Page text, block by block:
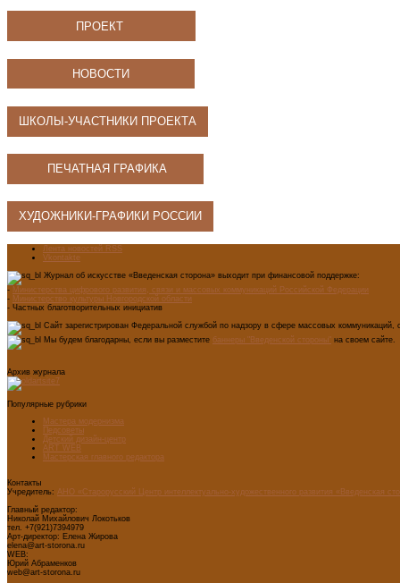
ПРОЕКТ
НОВОСТИ
ШКОЛЫ-УЧАСТНИКИ ПРОЕКТА
ПЕЧАТНАЯ ГРАФИКА
ХУДОЖНИКИ-ГРАФИКИ РОССИИ
Лента новостей RSS
Vkontakte
Журнал об искусстве «Введенская сторона» выходит при финансовой поддержке:
- Министерства цифрового развития, связи и массовых коммуникаций Российской Федерации
- Министерство культуры Новгородской области
- Частных благотворительных инициатив
Сайт зарегистрирован Федеральной службой по надзору в сфере массовых
Мы будем благодарны, если вы разместите баннеры "Введенской стороны" на своем сайте.
Архив журнала
Популярные рубрики
Мастера модернизма
Педсоветы
Детский дизайн-центр
ART WEB
Мастерская главного редактора
Контакты
Учредитель: АНО «Старорусский Центр интеллектуально-художественного развития «Введенская
Главный редактор:
Николай Михайлович Локотьков
тел. +7(921)7394979
Арт-директор: Елена Жирова
elena@art-storona.ru
WEB:
Юрий Абраменков
web@art-storona.ru